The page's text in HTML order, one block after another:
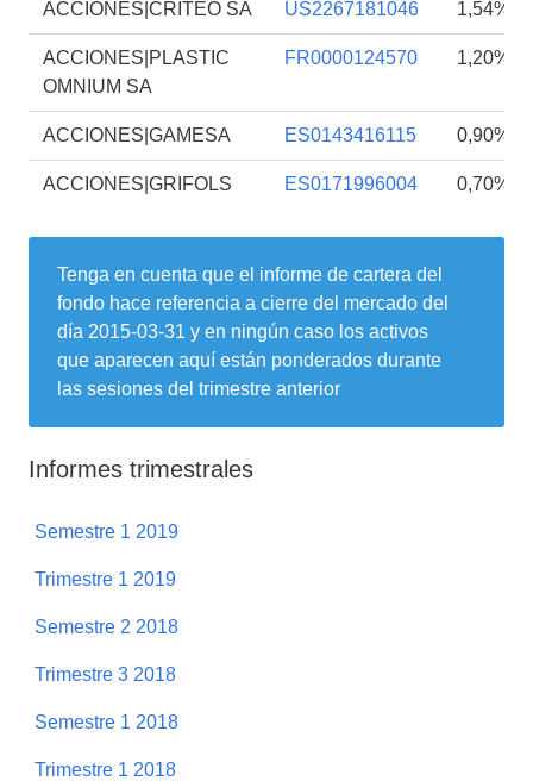
ACCIONES|CRITEO SA US2267181046 1,54%
ACCIONES|PLASTIC
OMNIUM SA
FR0000124570 1,20%
ACCIONES|GAMESA ES0143416115 0,90%
ACCIONES|GRIFOLS ES0171996004 0,70%
Tenga en cuenta que el informe de cartera del
fondo hace referencia a cierre del mercado del
día 2015-03-31 y en ningún caso los activos
que aparecen aquí están ponderados durante
las sesiones del trimestre anterior
Informes trimestrales
Semestre 1 2019
Trimestre 1 2019
Semestre 2 2018
Trimestre 3 2018
Semestre 1 2018
Trimestre 1 2018